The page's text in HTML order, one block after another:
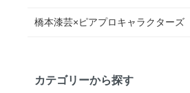
橋本漆芸×ピアプロキャラクターズ
カテゴリーから探す